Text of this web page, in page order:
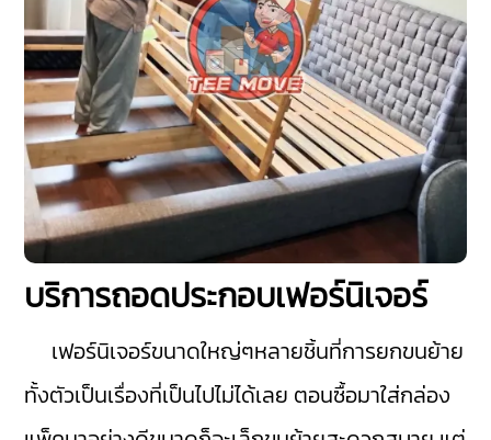
บริการถอดประกอบเฟอร์นิเจอร์
เฟอร์นิเจอร์ขนาดใหญ่ๆหลายชิ้นที่การยกขนย้าย
ทั้งตัวเป็นเรื่องที่เป็นไปไม่ได้เลย ตอนซื้อมาใส่กล่อง